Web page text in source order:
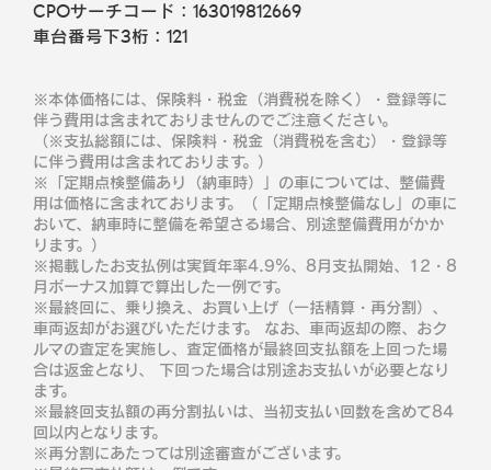
CPOサーチコード： 163019812669
車台番号下3桁： 121
※本体価格には、保険料・税金（消費税を除く）・登録等に
伴う費用は含まれておりませんのでご注意ください。
（※支払総額には、保険料・税金（消費税を含む）・登録等
に伴う費用は含まれております。）
※「定期点検整備あり（納車時）」の車については、整備費
用は価格に含まれております。（「定期点検整備なし」の車に
おいて、納車時に整備を希望さる場合、別途整備費用がかか
ります。）
※掲載したお支払例は実質年率4.9％、8月支払開始、12・8
月ボーナス加算で算出した一例です。
※最終回に、乗り換え、お買い上げ（一括精算・再分割）、
車両返却がお選びいただけます。 なお、車両返却の際、おク
ルマの査定を実施し、査定価格が最終回支払額を上回った場
合は返金となり、 下回った場合は別途お支払いが必要となり
ます。
※最終回支払額の再分割払いは、当初支払い回数を含めて84
回以内となります。
※再分割にあたっては別途審査がございます。